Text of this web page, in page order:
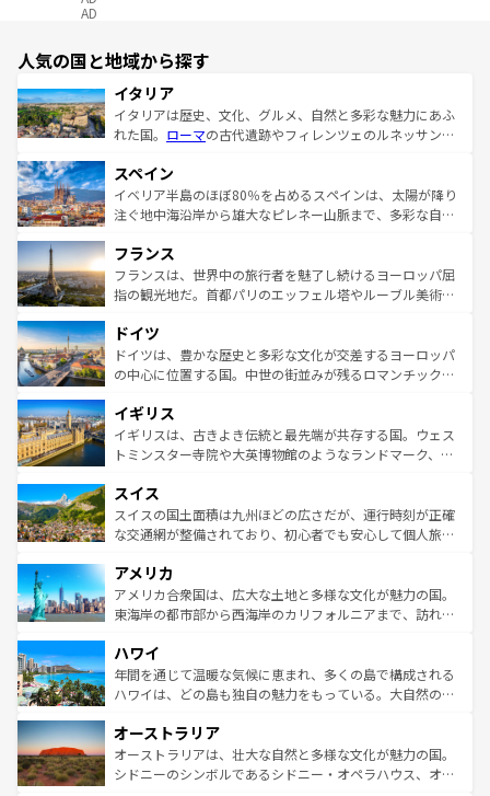
AD
人気の国と地域から探す
イタリア
イタリアは歴史、文化、グルメ、自然と多彩な魅力にあふ
れた国。 ローマの古代遺跡やフィレンツェのルネッサンス
ろん、トスカーナの美しい田園風景やアマルフィ海岸の絶
景など、自然景観も見逃せない。観光の合間には、本場の
ピザやパスタなど、絶品のイタリア料理を堪能することも
ませてくれるイタリアで、忘れられない旅をしてみよう！
なお、新着のイタリア情報はコンテンツ一覧 を参照してほ
しい。
スペイン
イベリア半島のほぼ80％を占めるスペインは、太陽が降り
注ぐ地中海沿岸から雄大なピレネー山脈まで、多彩な自然
文化が根付くこの国では、情熱的なフラメンコ、熱気あふ
れる闘牛、そして美味しいタパスが生活の一部となってい
る。首都マドリードの洗練された雰囲気や、バルセロナの
の城塞都市、穏やかなビーチリゾートまで多彩な表情を見
せる。地方によって風土や気候が異なるスペインはその個
性で訪れる人を魅了する。 なお、新着のスペイン情報はコ
フランス
フランスは、世界中の旅行者を魅了し続けるヨーロッパ屈
指の観光地だ。首都パリのエッフェル塔やルーブル美術館
で、幅広い魅力が詰まっている。華麗な宮殿、歴史的な大
聖堂、美しいビーチ、そして豊かな自然が、訪れる者を心
から魅了する。また、フランスは美食の国としても知ら
いる。シャンパンの発祥地であるランス、プロヴァンスの
香り高いラベンダー畑など、多彩な楽しみ方が可能だ。さ
らに、パリ以外の地域にも魅力が溢れており、どの街角に
れる地方に足を運ぶとそれぞれで全く異なる文化を体験で
きるだろう。 なお、新着のフランス情報はコンテンツ一覧
を参照してほしい。
ドイツ
ドイツは、豊かな歴史と多彩な文化が交差するヨーロッパ
の中心に位置する国。中世の街並みが残るロマンチック街
顔を持つこの国は、どこを歩いても飽きることがない。ベ
ルリンの文化的活気、バイエルン州のアルプスの絶景、そ
してライン川沿いのワイン畑といった風景は必見。ビール
は、お酒好きな人にはぜひ体験してほしい。 なお、新着の
ドイツ情報はコンテンツ一覧を参照してほしい。
イギリス
イギリスは、古きよき伝統と最先端が共存する国。ウェス
トミンスター寺院や大英博物館のようなランドマーク、歴
リアごとに異なる魅力がある。また、優雅なアフタヌーン
ティー、ビール好きにはたまらない英国パブ、サッカー観
戦など、本場だからこそできる体験も豊富。イギリスを旅
ンツ一覧を参照してほしい。
スイス
スイスの国土面積は九州ほどの広さだが、運行時刻が正確
な交通網が整備されており、初心者でも安心して個人旅行
の建物がそのまま残る町や、スイスならではのユニークな
博物館もあり、アルプス観光だけでなく町歩きも満喫する
ことができる。国民の所得が高いため物価も高いが、旅行
ば市内交通費無料で観光を楽しむこともできる。 なお、新
着のスイス情報はコンテンツ一覧 を参照してほしい。
アメリカ
アメリカ合衆国は、広大な土地と多様な文化が魅力の国。
東海岸の都市部から西海岸のカリフォルニアまで、訪れる
のような巨大都市は、観光、ショッピング、エンターテイ
ンメントが詰まった刺激的なスポットだ。一方、アメリカ
西部には大自然が広がり、グランドキャニオンやイエロー
部のニューオーリンズでは、音楽と美食が融合した独特の
文化が魅力。旅行者はアメリカの各地域で異なる魅力を楽
しみながら、その多様性と豊かな歴史を感じることができ
ハワイ
年間を通じて温暖な気候に恵まれ、多くの島で構成される
ハワイは、どの島も独自の魅力をもっている。大自然の神
ワイ島は見逃せない。また、定番の観光地といえばオアフ
島だが、静かな自然を求めるならマウイ島やカウアイ島が
おすすめ。エメラルドグリーンに輝く海をはじめ、豊かな
オーストラリア
オーストラリアは、壮大な自然と多様な文化が魅力の国。
シドニーのシンボルであるシドニー・オペラハウス、オー